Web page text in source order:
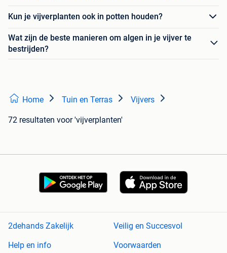
Kun je vijverplanten ook in potten houden?
Wat zijn de beste manieren om algen in je vijver te
bestrijden?
Home Tuin en Terras Vijvers
72 resultaten voor 'vijverplanten'
2dehands Zakelijk
Veilig en Succesvol
Help en info
Voorwaarden